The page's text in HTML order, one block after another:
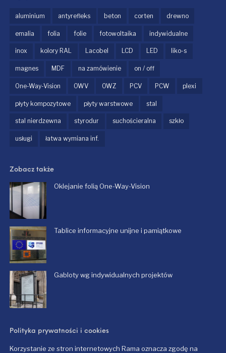
aluminium antyrefleks beton corten drewno
emalia folia folie fotowoltaika indywidualne
inox kolory RAL Lacobel LCD LED liko-s
magnes MDF na zamówienie on / off
One-Way-Vision OWV OWZ PCV PCW plexi
płyty kompozytowe płyty warstwowe stal
stal nierdzewna styrodur suchościeralna szkło
usługi łatwa wymiana inf.
Zobacz także
Oklejanie folią One-Way-Vision
Tablice informacyjne unijne i pamiątkowe
Gabloty wg indywidualnych projektów
Polityka prywatności i cookies
Korzystanie ze stron internetowych Rama oznacza zgodę na